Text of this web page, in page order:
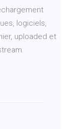
logiciels,
uploaded et